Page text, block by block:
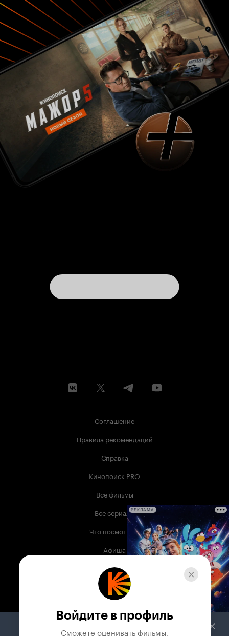
Соглашение
Правила рекомендаций
Справка
Кинопоиск PRO
Все фильмы
Все сериалы
Что посмотреть
Афиша
Музыка
Телепрограмма
Служба поддержки
РЕКЛАМА
Войдите в профиль
Сможете оценивать фильмы,